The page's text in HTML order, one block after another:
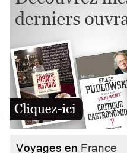
Voyages en France